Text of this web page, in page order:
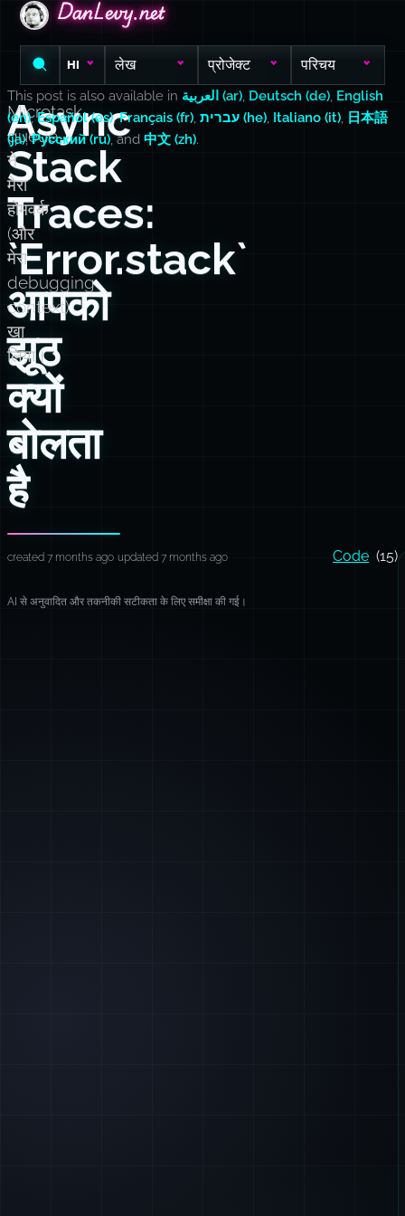
DanLevy.net
DanLevy.net
DanLevy.net
HI लेख प्रोजेक्ट परिचय
Async
Stack
Traces:
`Error.stack`
आपको
झूठ
क्यों
बोलता
है
Microtask
queue
ने
मेरा
होमवर्क
(और
मेरा
debugging
context)
खा
लिया।
This post is also available in العربية (ar), Deutsch (de), English
(en),Español (es),Français (fr), עברית (he), Italiano (it), 日本語
(ja),Русский (ru), and 中文 (zh).
created 7 months ago updated 7 months ago Code (15)
AI से अनुवादित और तकनीकी सटीकता के लिए समीक्षा की गई।